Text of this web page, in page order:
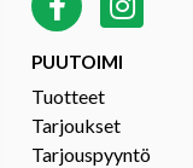
PUUTOIMI
Tuotteet
Tarjoukset
Tarjouspyyntö